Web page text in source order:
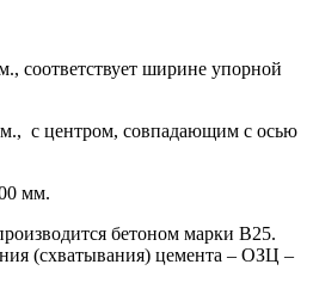
ширине упорной
центром, совпадающим с осью
мм.
бетоном марки В25.
(схватывания) цемента – ОЗЦ –